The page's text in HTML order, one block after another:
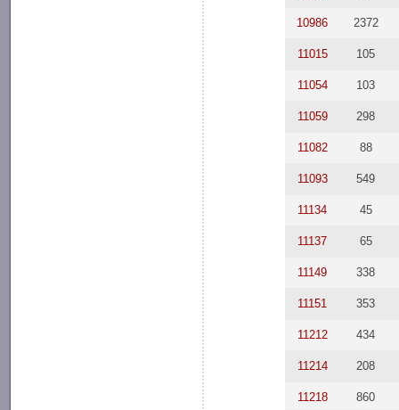
10986 2372
11015 105
11054 103
11059 298
11082 88
11093 549
11134 45
11137 65
11149 338
11151 353
11212 434
11214 208
11218 860